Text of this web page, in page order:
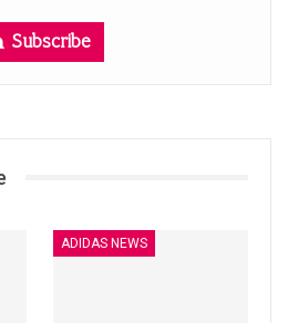
Subscribe
ADIDAS NEWS